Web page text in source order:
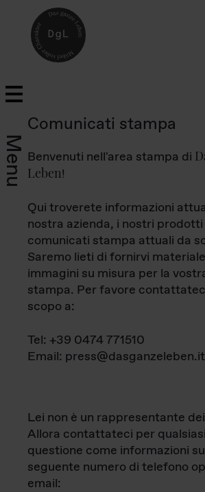
Menu
Comunicati stampa
Benvenuti nell'area stampa di
Leben!
Qui troverete informazioni
nostra azienda, i nostri prodotti
comunicati stampa attuali da
Saremo lieti di fornirvi
immagini su misura per la
stampa. Per favore
scopo a:
Tel: +39 0474 771510
Email: press@dasganzeleben.it
Lei non è un rappresentante
Allora contattateci per
questione come informazioni
seguente numero di telefono
email: